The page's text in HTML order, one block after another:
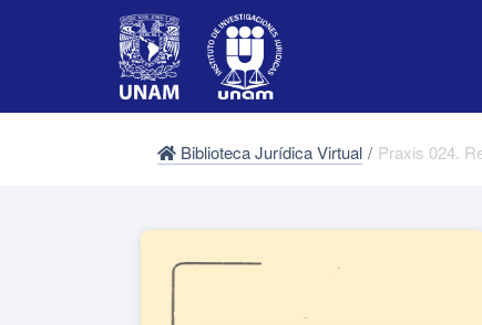
Biblioteca Jurídica Virtual /